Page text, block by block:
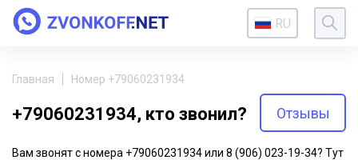
RU
Главная Номер +79060231934
+79060231934, кто звонил? Отзывы
Вам звонят с номера +79060231934 или 8 (906) 023-19-34? Тут